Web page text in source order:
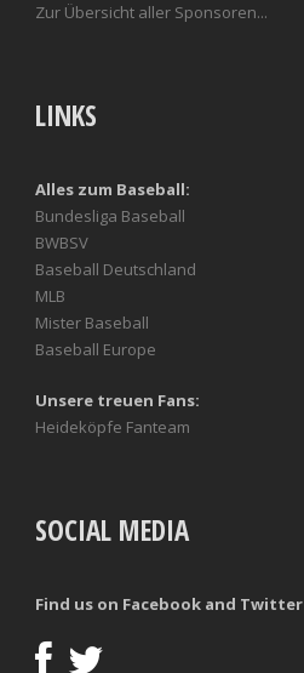
Zur Übersicht aller Sponsoren...
LINKS
Alles zum Baseball:
Bundesliga Baseball
BWBSV
Baseball Deutschland
MLB
Mister Baseball
Baseball Europe
Unsere treuen Fans:
Heideköpfe Fanteam
SOCIAL MEDIA
Find us on Facebook and Twitter